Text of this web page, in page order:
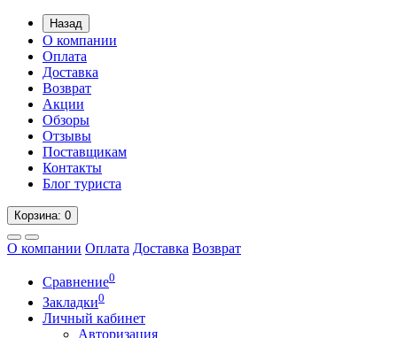
Назад
О компании
Оплата
Доставка
Возврат
Акции
Обзоры
Отзывы
Поставщикам
Контакты
Блог туриста
Корзина: 0
О компании Оплата Доставка Возврат
Сравнение0
Закладки0
Личный кабинет
Авторизация